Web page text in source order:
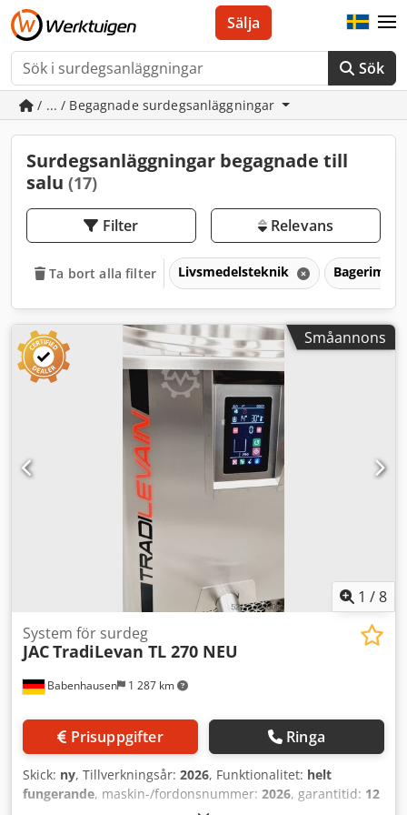
Sök
Sälja
/ ... / Begagnade surdegsanläggningar
Surdegsanläggningar begagnade till
salu (17)
Filter Relevans
Ta bort alla filter Livsmedelsteknik
Småannons
1 /8
Babenhausen 1 287 km
System för surdeg
JACTradiLevan TL 270 NEU
Prisuppgifter Ringa
Skick: ny, Tillverkningsår: 2026, Funktionalitet: helt
fungerande, maskin-/fordonsnummer: 2026, garantitid: 12